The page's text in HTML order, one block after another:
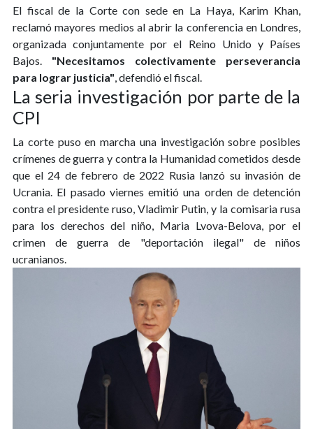
El fiscal de la Corte con sede en La Haya, Karim Khan,
reclamó mayores medios al abrir la conferencia en Londres,
organizada conjuntamente por el Reino Unido y Países
Bajos. "Necesitamos colectivamente perseverancia
para lograr justicia", defendió el fiscal.
La seria investigación por parte de la
CPI
La corte puso en marcha una investigación sobre posibles
crímenes de guerra y contra la Humanidad cometidos desde
que el 24 de febrero de 2022 Rusia lanzó su invasión de
Ucrania. El pasado viernes emitió una orden de detención
contra el presidente ruso, Vladimir Putin, y la comisaria rusa
para los derechos del niño, Maria Lvova-Belova, por el
crimen de guerra de "deportación ilegal" de niños
ucranianos.